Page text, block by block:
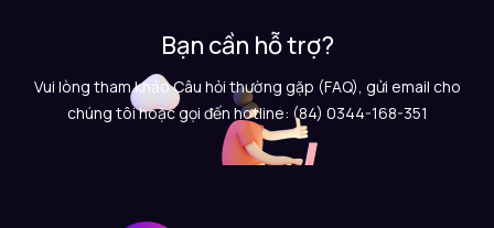
Bạn cần hỗ trợ?
Vui lòng tham khảo Câu hỏi thường gặp (FAQ), gửi email cho
chúng tôi hoặc gọi đến hotline: (84) 0344-168-351